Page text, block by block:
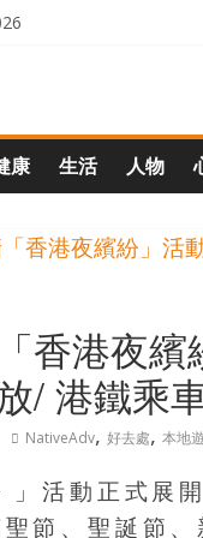
康 生活 人物
香港夜
/ 港鐵乘
NativeAdv, 好去處, 本地遊
」活動正式展
節、聖誕節